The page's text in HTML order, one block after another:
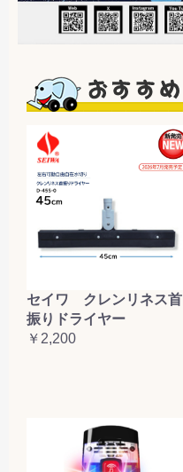
セイワ クレンリネス首
振りドライヤー
￥2,200